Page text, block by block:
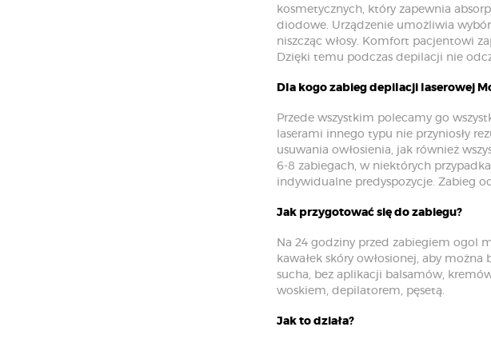
kosmetycznych, który zapewnia
diodowe. Urządzenie umożliwia
niszcząc włosy. Komfort pacjentowi
Dzięki temu podczas depilacji nie
Dla kogo zabieg depilacji laserowej
Przede wszystkim polecamy go
laserami innego typu nie przyniosły
usuwania owłosienia, jak również
6-8 zabiegach, w niektórych
indywidualne predyspozycje. Zabieg
Jak przygotować się do zabiegu?
Na 24 godziny przed zabiegiem ogol
kawałek skóry owłosionej, aby
sucha, bez aplikacji balsamów,
woskiem, depilatorem, pęsetą.
Jak to działa?